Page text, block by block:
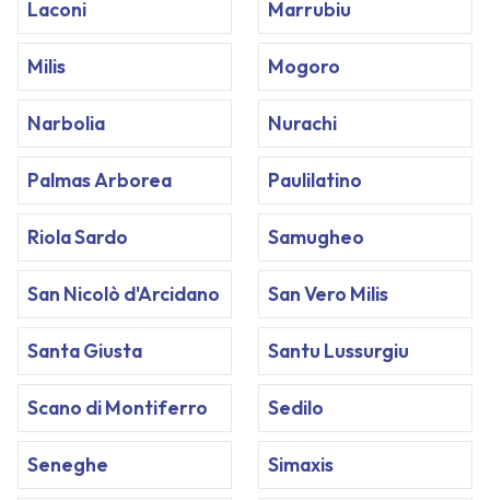
Laconi Marrubiu
Milis Mogoro
Narbolia Nurachi
Palmas Arborea Paulilatino
Riola Sardo Samugheo
San Nicolò d'Arcidano San Vero Milis
Santa Giusta Santu Lussurgiu
Scano di Montiferro Sedilo
Seneghe Simaxis